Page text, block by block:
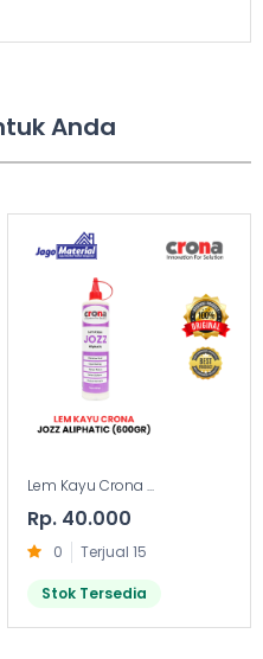
Anda
Lem Kayu Crona ...
Rp. 40.000
0 Terjual 15
Stok Tersedia